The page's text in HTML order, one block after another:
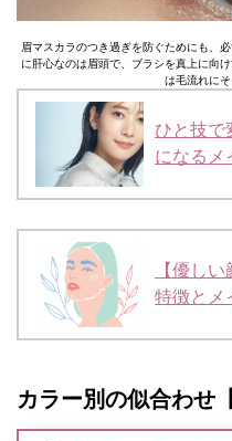
眉マスカラのつき過ぎを防ぐためにも、
に肝心なのは眉頭で、ブラシを真上に向
は毛流れにそ
ひと技で
になるメ
【優し
特徴とメ
カラー別の似合わせ